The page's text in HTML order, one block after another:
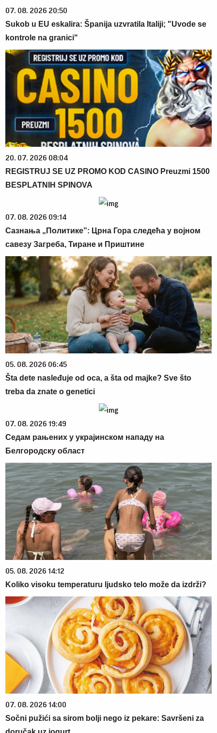
07. 08. 2026 20:50
Sukob u EU eskalira: Španija uzvratila Italiji; "Uvode se
kontrole na granici"
20. 07. 2026 08:04
REGISTRUJ SE UZ PROMO KOD CASINO Preuzmi 1500
BESPLATNIH SPINOVA
07. 08. 2026 09:14
Сазнања „Политике”: Црна Гора следећа у војном
савезу Загреба, Тиране и Приштине
05. 08. 2026 06:45
Šta dete nasleđuje od oca, a šta od majke? Sve što
treba da znate o genetici
07. 08. 2026 19:49
Седам рањених у украјинском нападу на
Белгородску област
05. 08. 2026 14:12
Koliko visoku temperaturu ljudsko telo može da izdrži?
07. 08. 2026 14:00
Sočni pužići sa sirom bolji nego iz pekare: Savršeni za